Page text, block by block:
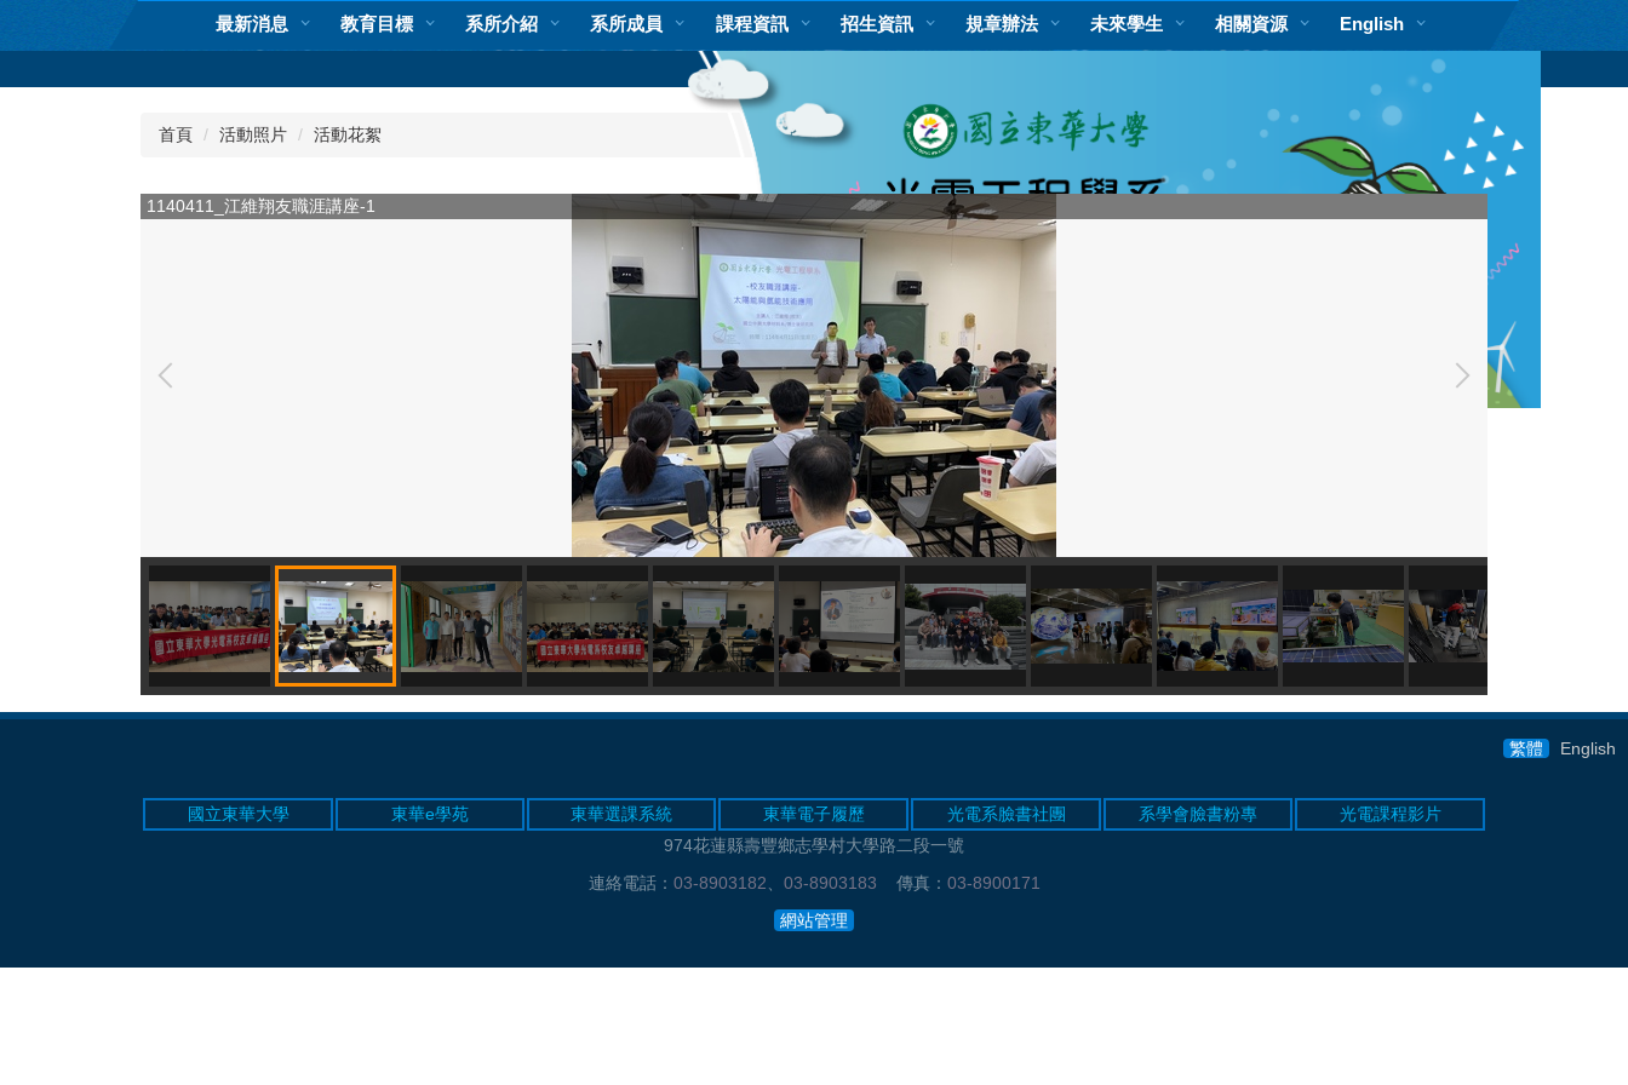
要
最新消息 教育目標 系所介紹 系所成員 課程資訊 招生資訊 規章辦法 未來學生 相關資源 English
首頁 活動照片 活動花絮
1140411_江維翔友職涯講座-2
繁體 English
國立東華大學 東華e學苑 東華選課系統 東華電子履歷 光電系臉書社團 系學會臉書粉專
光電課程影片
974花蓮縣壽豐鄉志學村大學路二段一號
連絡電話： 03-8903182 03-8903183 傳真： 03-8900171
網站管理